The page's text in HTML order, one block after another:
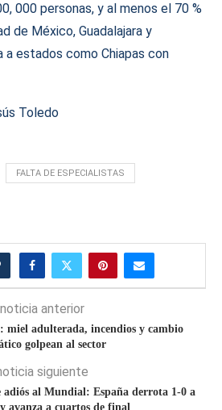
000 personas, y al menos el 70 %
de México, Guadalajara y
a estados como Chiapas con
Toledo
FALTA DE ESPECIALISTAS
noticia anterior
miel adulterada, incendios y cambio
golpean al sector
siguiente
al Mundial: España derrota 1-0 a
avanza a cuartos de final